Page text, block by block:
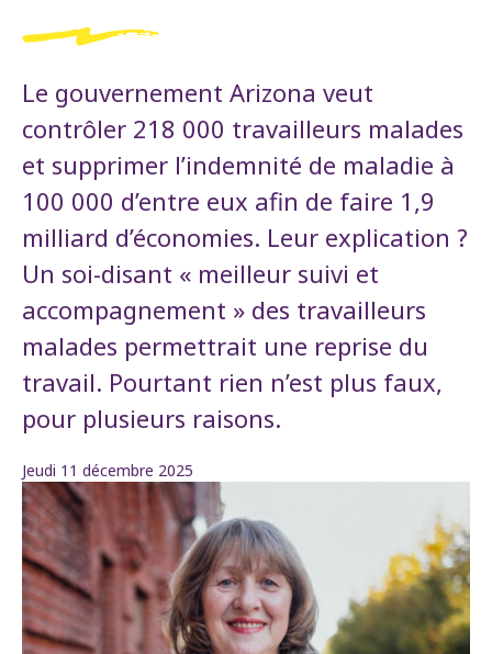
Le gouvernement Arizona veut
contrôler 218 000 travailleurs malades
et supprimer l’indemnité de maladie à
100 000 d’entre eux afin de faire 1,9
milliard d’économies. Leur explication ?
Un soi-disant « meilleur suivi et
accompagnement » des travailleurs
malades permettrait une reprise du
travail. Pourtant rien n’est plus faux,
pour plusieurs raisons.
Jeudi 11 décembre 2025